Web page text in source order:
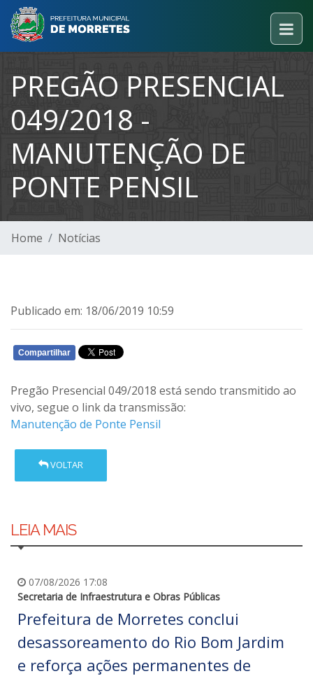
PREGÃO PRESENCIAL
049/2018 -
MANUTENÇÃO DE
PONTE PENSIL
Home Notícias
Publicado em: 18/06/2019 10:59
Compartilhar
Pregão Presencial 049/2018 está sendo transmitido ao
vivo, segue o link da transmissão:
Manutenção de Ponte Pensil
VOLTAR
LEIA MAIS
07/08/2026 17:08
Secretaria de Infraestrutura e Obras Públicas
Prefeitura de Morretes conclui
desassoreamento do Rio Bom Jardim
e reforça ações permanentes de